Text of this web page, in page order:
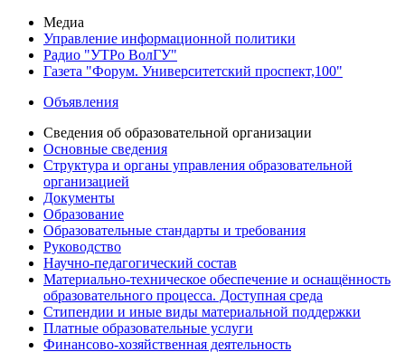
Медиа
Управление информационной политики
Радио "УТРо ВолГУ"
Газета "Форум. Университетский проспект,100"
Объявления
Сведения об образовательной организации
Основные сведения
Структура и органы управления образовательной
организацией
Документы
Образование
Образовательные стандарты и требования
Руководство
Научно-педагогический состав
Материально-техническое обеспечение и оснащённость
образовательного процесса. Доступная среда
Стипендии и иные виды материальной поддержки
Платные образовательные услуги
Финансово-хозяйственная деятельность